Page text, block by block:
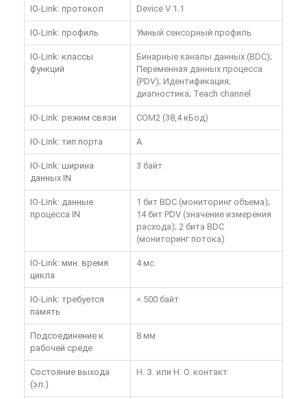
IO-Link: протокол Device V 1.1
IO-Link: профиль Умный сенсорный профиль
IO-Link: классы
функций
Бинарные каналы данных (BDC);
Переменная данных процесса
(PDV); Идентификация;
диагностика; Teach channel
IO-Link: режим связи COM2 (38,4 кБод)
IO-Link: тип порта A
IO-Link: ширина
данных IN
3 байт
IO-Link: данные
процесса IN
1 бит BDC (мониторинг объема);
14 бит PDV (значение измерения
расхода); 2 бита BDC
(мониторинг потока)
IO-Link: мин. время
цикла
4 мс
IO-Link: требуется
память
< 500 байт
Подсоединение к
рабочей среде
8 мм
Состояние выхода
(эл.)
Н. З. или Н. О. контакт